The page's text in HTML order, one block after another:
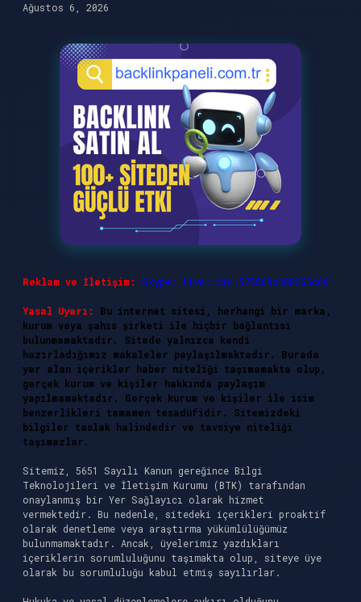
Ağustos 6, 2026
Reklam ve İletişim: Skype: live:.cid.575569c608265c69
Yasal Uyarı:
Bu internet sitesi, herhangi bir marka,
kurum veya şahıs şirketi ile hiçbir bağlantısı
bulunmamaktadır. Sitede yalnızca kendi
hazırladığımız makaleler paylaşılmaktadır. Burada
yer alan içerikler haber niteliği taşımamakta olup,
gerçek kurum ve kişiler hakkında paylaşım
yapılmamaktadır. Gerçek kurum ve kişiler ile isim
benzerlikleri tamamen tesadüfidir. Sitemizdeki
bilgiler taslak halindedir ve tavsiye niteliği
taşımazlar.
Sitemiz, 5651 Sayılı Kanun gereğince Bilgi
Teknolojileri ve İletişim Kurumu (BTK) tarafından
onaylanmış bir Yer Sağlayıcı olarak hizmet
vermektedir. Bu nedenle, sitedeki içerikleri proaktif
olarak denetleme veya araştırma yükümlülüğümüz
bulunmamaktadır. Ancak, üyelerimiz yazdıkları
içeriklerin sorumluluğunu taşımakta olup, siteye üye
olarak bu sorumluluğu kabul etmiş sayılırlar.